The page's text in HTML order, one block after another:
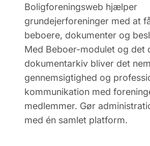
Boligforeningsweb hjælper
grundejerforeninger med at
beboere, dokumenter og
Med Beboer-modulet og det
dokumentarkiv bliver det
gennemsigtighed og
kommunikation med
medlemmer. Gør
med én samlet platform.